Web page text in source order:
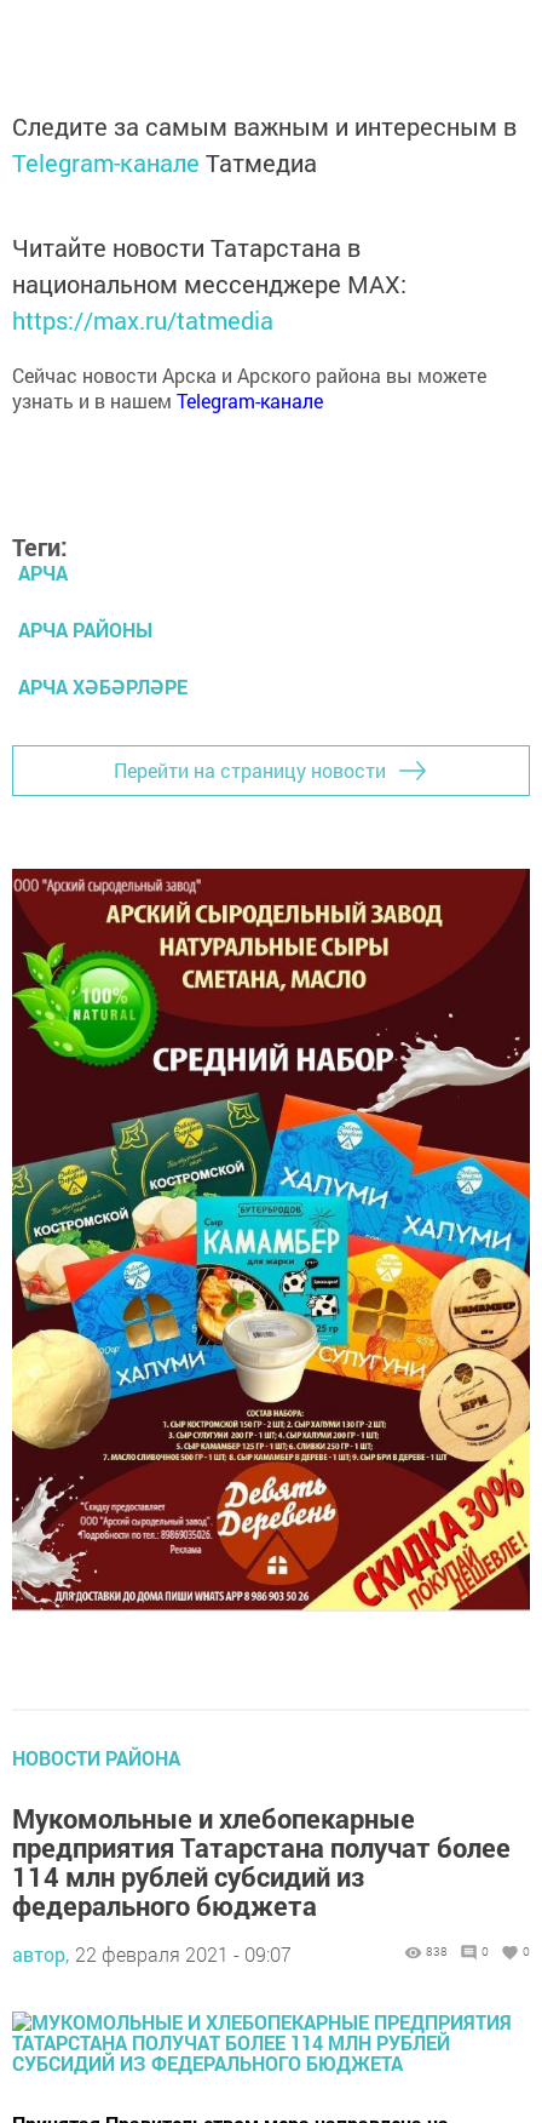
Следите за самым важным и интересным в
Telegram-канале Татмедиа
Читайте новости Татарстана в
национальном мессенджере MАХ:
https://max.ru/tatmedia
Сейчас новости Арска и Арского района вы можете
узнать и в нашем Telegram-канале
Теги:
АРЧА
АРЧА РАЙОНЫ
АРЧА ХӘБӘРЛӘРЕ
Перейти на страницу новости
НОВОСТИ РАЙОНА
Мукомольные и хлебопекарные
предприятия Татарстана получат более
114 млн рублей субсидий из
федерального бюджета
автор, 22 февраля 2021 - 09:07 838 0 0